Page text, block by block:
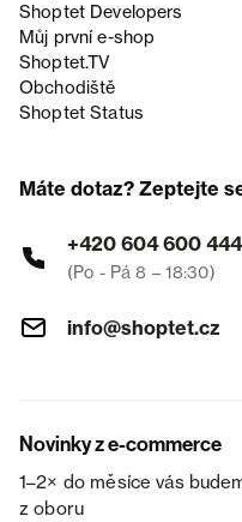
Shoptet Developers
Můj první e-shop
Shoptet.TV
Obchodiště
Shoptet Status
Máte dotaz? Zeptejte
+420 604 600 444
(Po - Pá 8 – 18:30)
info@shoptet.cz
Novinky z e-commerce
1–2× do měsíce vás
z oboru